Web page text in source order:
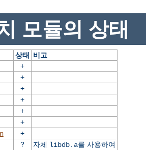
모듈의 상태
상태
비고
+
+
+
+
+
+
+
? 자체 libdb.a를 사용하여